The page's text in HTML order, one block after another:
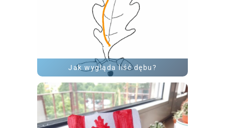
Jak wygląda liść dębu?
ROZWIĄŻ